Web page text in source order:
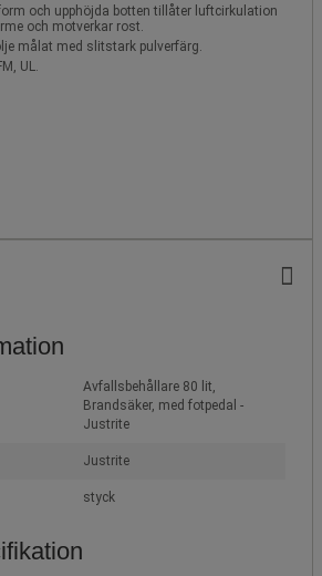
och upphöjda botten tillåter luftcirkulation
och motverkar rost.
målat med slitstark pulverfärg.
UL.
Avfallsbehållare 80 lit,
Brandsäker, med fotpedal -
Justrite
Justrite
styck